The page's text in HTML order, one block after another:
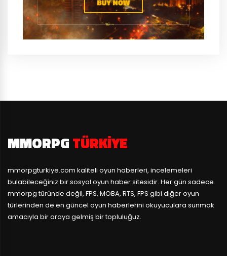
MMORPGTÜRKIYE
mmorpgturkiye.com kaliteli oyun haberleri, incelemeleri
bulabileceğiniz bir sosyal oyun haber sitesidir. Her gün sadece
mmorpg türünde değil, FPS, MOBA, RTS, FPS gibi diğer oyun
türlerinden de en güncel oyun haberlerini okuyuculara sunmak
amacıyla bir araya gelmiş bir topluluğuz.